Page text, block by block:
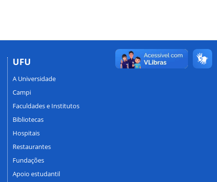
UFU
A Universidade
Campi
Faculdades e Institutos
Bibliotecas
Hospitais
Restaurantes
Fundações
Apoio estudantil